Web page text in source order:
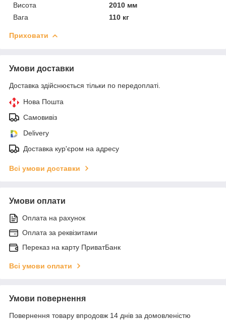
Висота
2010 мм
Вага
110 кг
Приховати
Умови доставки
Доставка здійснюється тільки по передоплаті.
Нова Пошта
Самовивіз
Delivery
Доставка кур'єром на адресу
Всі умови доставки
Умови оплати
Оплата на рахунок
Оплата за реквізитами
Переказ на карту ПриватБанк
Всі умови оплати
Умови повернення
Повернення товару впродовж 14 днів за домовленістю